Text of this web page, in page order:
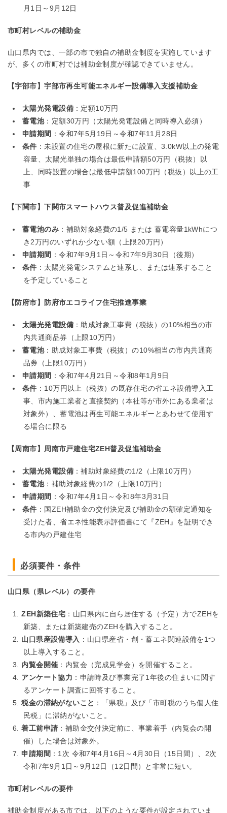
月1日～9月12日
市町村レベルの補助金
山口県内では、一部の市で独自の補助金制度を実施しています
が、多くの市町村では補助金制度が確認できていません。
【宇部市】宇部市再生可能エネルギー設備導入支援補助金
太陽光発電設備：定額10万円
蓄電池：定額30万円（太陽光発電設備と同時導入必須）
申請期間 ：令和7年5月19日～令和7年11月28日
条件 ：未設置の住宅の屋根に新たに設置、3.0kW以上の発電
容量、太陽光単独の場合は最低申請額50万円（税抜）以
上、同時設置の場合は最低申請額100万円（税抜）以上の工
事
【下関市】下関市スマートハウス普及促進補助金
蓄電池のみ ：補助対象経費の1/5 または 蓄電容量1kWhにつ
き2万円のいずれか少ない額（上限20万円）
申請期間 ：令和7年9月1日～令和7年9月30日（後期）
条件 ：太陽光発電システムと連系し、または連系すること
を予定していること
【防府市】防府市エコライフ住宅推進事業
太陽光発電設備：助成対象工事費（税抜）の10%相当の市
内共通商品券（上限10万円）
蓄電池：助成対象工事費（税抜）の10%相当の市内共通商
品券（上限10万円）
申請期間 ：令和7年4月21日～令和8年1月9日
条件 ：10万円以上（税抜）の既存住宅の省エネ設備導入工
事、市内施工業者と直接契約（本社等が市外にある業者は
対象外）、蓄電池は再生可能エネルギーとあわせて使用す
る場合に限る
【周南市】周南市戸建住宅ZEH普及促進補助金
太陽光発電設備：補助対象経費の1/2（上限10万円）
蓄電池：補助対象経費の1/2（上限10万円）
申請期間 ：令和7年4月1日～令和8年3月31日
条件 ：国ZEH補助金の交付決定及び補助金の額確定通知を
受けた者、省エネ性能表示評価書にて『ZEH』を証明でき
る市内の戸建住宅
必須要件・条件
山口県（県レベル）の要件
ZEH新築住宅 ：山口県内に自ら居住する（予定）方でZEHを
新築、または新築建売のZEHを購入すること。
山口県産設備導入 ：山口県産省・創・蓄エネ関連設備を1つ
以上導入すること。
内覧会開催 ：内覧会（完成見学会）を開催すること。
アンケート協力 ：申請時及び事業完了1年後の住まいに関す
るアンケート調査に回答すること。
税金の滞納がないこと ：「県税」及び「市町税のうち個人住
民税」に滞納がないこと。
着工前申請 ：補助金交付決定前に、事業着手（内覧会の開
催）した場合は対象外。
申請期間 ：1次 令和7年4月16日～4月30日（15日間）、2次
令和7年9月1日～9月12日（12日間）と非常に短い。
市町村レベルの要件
補助金制度がある市では、以下のような要件が設定されていま